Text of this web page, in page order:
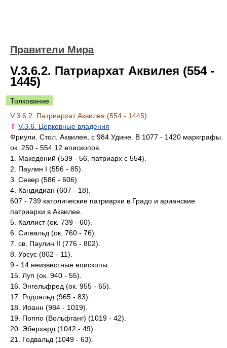
Правители Мира
V.3.6.2. Патриархат Аквилея (554 -
1445)
Толкование
V.3.6.2. Патриархат Аквилея (554 - 1445)
⇑ V.3.6. Церковные владения
Фриули. Стол. Аквилея, с 984 Удине. В 1077 - 1420 маркграфы.
ок. 250 - 554 12 епископов.
1. Македоний (539 - 56, патриарх с 554).
2. Паулин I (556 - 85).
3. Север (586 - 606).
4. Кандидиан (607 - 18).
607 - 739 католические патриархи в Градо и арианские
патриархи в Аквилее.
5. Каллист (ок. 739 - 60).
6. Сигвальд (ок. 760 - 76).
7. св. Паулин II (776 - 802).
8. Урсус (802 - 11).
9 - 14 неизвестные епископы.
15. Луп (ок. 940 - 55).
16. Энгельфред (ок. 955 - 65).
17. Родоальд (965 - 83).
18. Иоанн (984 - 1019).
19. Поппо (Вольфганг) (1019 - 42).
20. Эберхард (1042 - 49).
21. Годвальд (1049 - 63).